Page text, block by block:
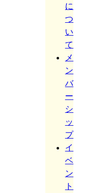
に
つ
い
て
メ
ン
バ
ー
シ
ッ
プ
イ
ベ
ン
ト